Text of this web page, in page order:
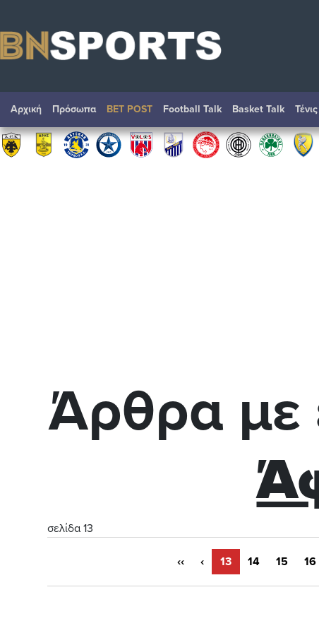
Αρχική Πρόσωπα BET POST Football Talk Basket Talk Τένις
Άρθρα με
σελίδα 13
‹‹ ‹ 13 14 15 16